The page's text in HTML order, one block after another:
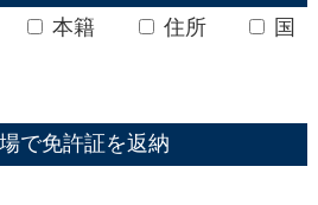
本籍 住所
国
で免許証を返納